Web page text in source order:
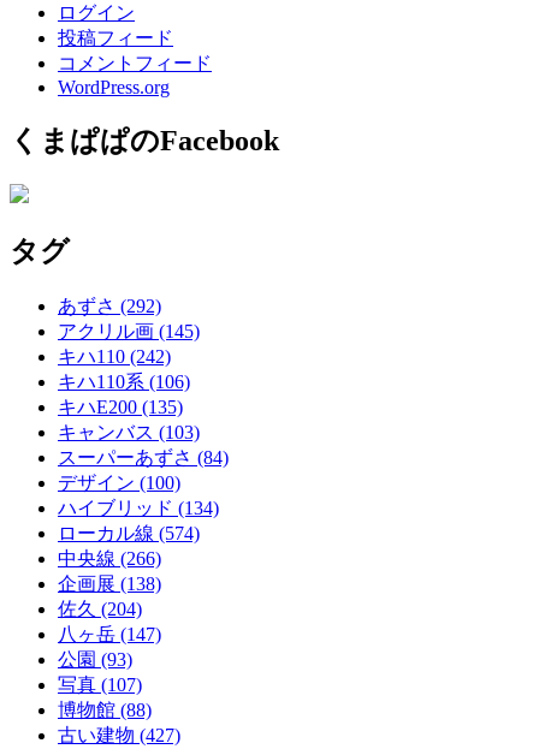
ログイン
投稿フィード
コメントフィード
WordPress.org
くまぱぱのFacebook
タグ
あずさ (292)
アクリル画 (145)
キハ110 (242)
キハ110系 (106)
キハE200 (135)
キャンバス (103)
スーパーあずさ (84)
デザイン (100)
ハイブリッド (134)
ローカル線 (574)
中央線 (266)
企画展 (138)
佐久 (204)
八ヶ岳 (147)
公園 (93)
写真 (107)
博物館 (88)
古い建物 (427)